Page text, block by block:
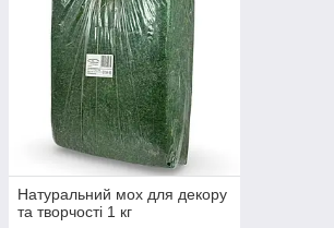
Натуральний мох для декору
та творчості 1 кг